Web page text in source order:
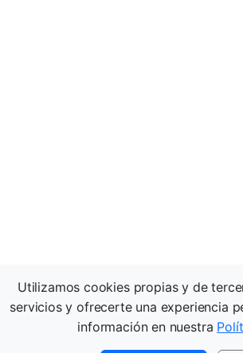
Utilizamos cookies propias y de
servicios y ofrecerte una experiencia
información en nuestra